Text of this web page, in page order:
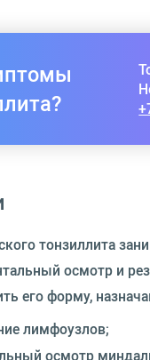
тонзиллита
осмотр и
его форму,
лимфоузлов;
осмотр